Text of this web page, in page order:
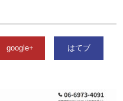
google+ はてブ